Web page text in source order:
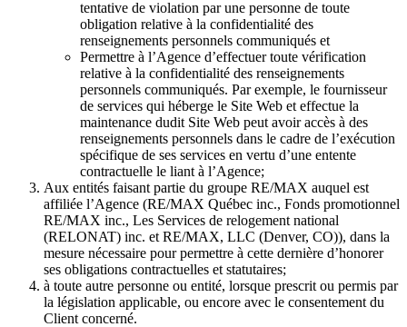
tentative de violation par une personne de toute
obligation relative à la confidentialité des
renseignements personnels communiqués et
Permettre à l’Agence d’effectuer toute vérification
relative à la confidentialité des renseignements
personnels communiqués. Par exemple, le fournisseur
de services qui héberge le Site Web et effectue la
maintenance dudit Site Web peut avoir accès à des
renseignements personnels dans le cadre de l’exécution
spécifique de ses services en vertu d’une entente
contractuelle le liant à l’Agence;
Aux entités faisant partie du groupe RE/MAX auquel est
affiliée l’Agence (RE/MAX Québec inc., Fonds promotionnel
RE/MAX inc., Les Services de relogement national
(RELONAT) inc. et RE/MAX, LLC (Denver, CO)), dans la
mesure nécessaire pour permettre à cette dernière d’honorer
ses obligations contractuelles et statutaires;
à toute autre personne ou entité, lorsque prescrit ou permis par
la législation applicable, ou encore avec le consentement du
Client concerné.